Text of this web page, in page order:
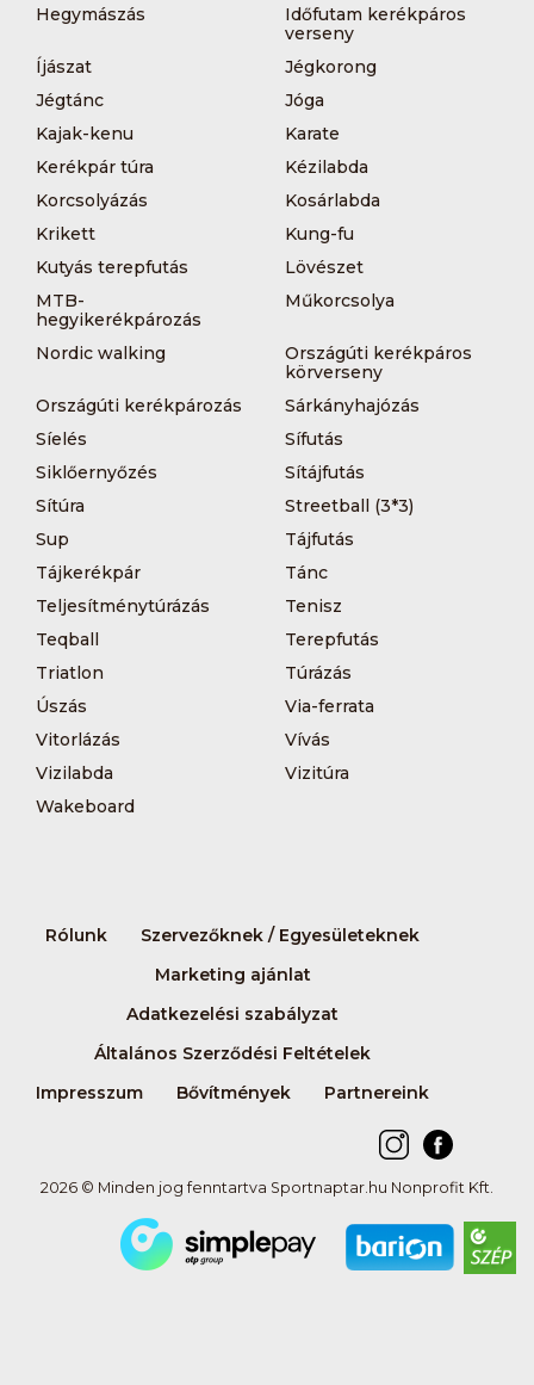
Hegymászás
Időfutam kerékpáros
verseny
Íjászat
Jégkorong
Jégtánc
Jóga
Kajak-kenu
Karate
Kerékpár túra
Kézilabda
Korcsolyázás
Kosárlabda
Krikett
Kung-fu
Kutyás terepfutás
Lövészet
MTB-
hegyikerékpározás
Műkorcsolya
Nordic walking
Országúti kerékpáros
körverseny
Országúti kerékpározás
Sárkányhajózás
Síelés
Sífutás
Siklőernyőzés
Sítájfutás
Sítúra
Streetball (3*3)
Sup
Tájfutás
Tájkerékpár
Tánc
Teljesítménytúrázás
Tenisz
Teqball
Terepfutás
Triatlon
Túrázás
Úszás
Via-ferrata
Vitorlázás
Vívás
Vizilabda
Vizitúra
Wakeboard
Rólunk
Szervezőknek / Egyesületeknek
Marketing ajánlat
Adatkezelési szabályzat
Általános Szerződési Feltételek
Impresszum
Bővítmények Partnereink
2026 © Minden jog fenntartva Sportnaptar.hu Nonprofit Kft.